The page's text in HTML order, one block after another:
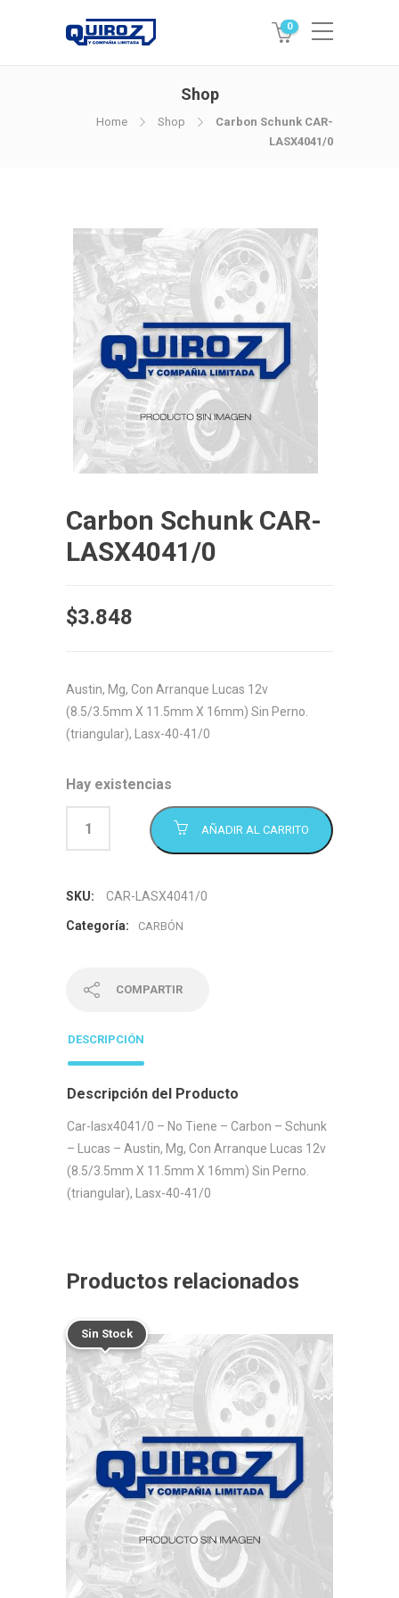
0
Shop
Home Shop
Carbon Schunk CAR-
LASX4041/0
Carbon Schunk CAR-
LASX4041/0
$3.848
Austin, Mg, Con Arranque Lucas 12v
(8.5/3.5mm X 11.5mm X 16mm) Sin Perno.
(triangular), Lasx-40-41/0
Hay existencias
AÑADIR AL CARRITO
SKU: CAR-LASX4041/0
Categoría: CARBÓN
COMPARTIR
DESCRIPCIÓN
Descripción del Producto
Car-lasx4041/0 – No Tiene – Carbon – Schunk
– Lucas – Austin, Mg, Con Arranque Lucas 12v
(8.5/3.5mm X 11.5mm X 16mm) Sin Perno.
(triangular), Lasx-40-41/0
Productos relacionados
Sin Stock